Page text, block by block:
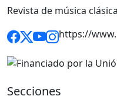
Revista de música
https://
Secciones